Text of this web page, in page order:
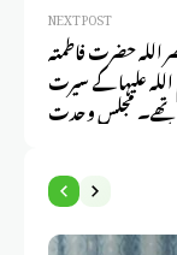
NEXT POST
اللہ حضرت فاطمتہ
علیہا کے سیرت
تھے۔ مجلس وحدت
جعفری صاحب کا
خطاب